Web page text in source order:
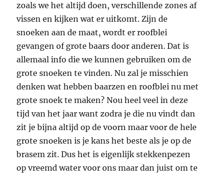
zoals we het altijd doen, verschillende zones af
vissen en kijken wat er uitkomt. Zijn de
snoeken aan de maat, wordt er roofblei
gevangen of grote baars door anderen. Dat is
allemaal info die we kunnen gebruiken om de
grote snoeken te vinden. Nu zal je misschien
denken wat hebben baarzen en roofblei nu met
grote snoek te maken? Nou heel veel in deze
tijd van het jaar want zodra je die nu vindt dan
zit je bijna altijd op de voorn maar voor de hele
grote snoeken is je kans het beste als je op de
brasem zit. Dus het is eigenlijk stekkenpezen
op vreemd water voor ons maar dan juist om te